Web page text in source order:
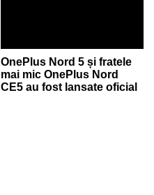
OnePlus Nord 5 și fratele
mai mic OnePlus Nord
CE5 au fost lansate oficial